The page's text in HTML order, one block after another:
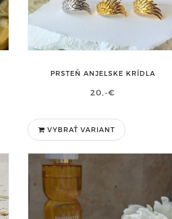
PRSTEŇ ANJELSKE KRÍDLA
20,-€
VYBRAŤ VARIANT